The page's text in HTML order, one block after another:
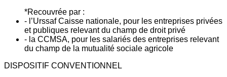
*Recouvrée par :
- l’Urssaf Caisse nationale, pour les entreprises privées
et publiques relevant du champ de droit privé
- la CCMSA, pour les salariés des entreprises relevant
du champ de la mutualité sociale agricole
DISPOSITIF CONVENTIONNEL